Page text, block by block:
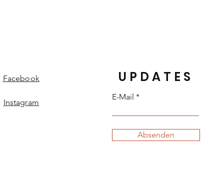
Facebook
Instagram
UPDATES
E-Mail
Absenden